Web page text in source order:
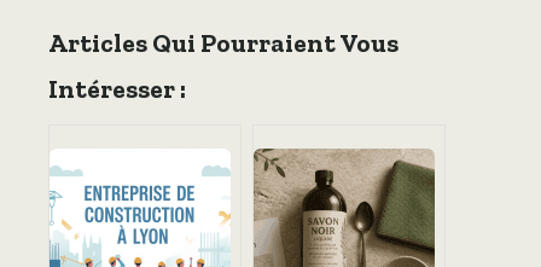
Articles Qui Pourraient Vous
Intéresser :